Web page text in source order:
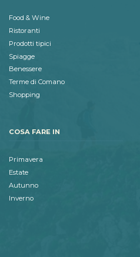
Food & Wine
Ristoranti
Prodotti tipici
Spiagge
Benessere
Terme di Comano
Shopping
COSA FARE IN
Primavera
Estate
Autunno
Inverno